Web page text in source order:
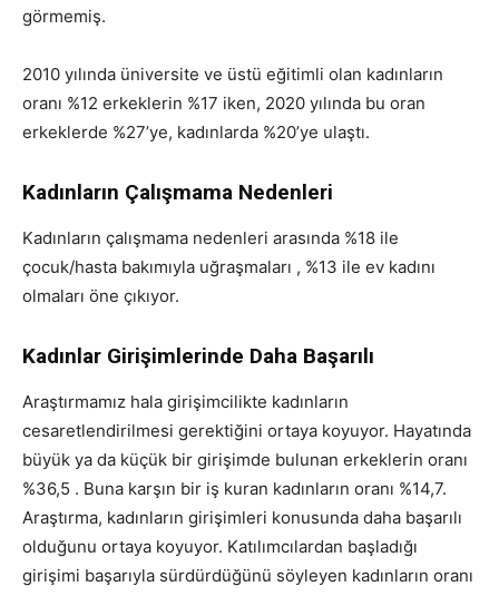
görmemiş.
2010 yılında üniversite ve üstü eğitimli olan kadınların
oranı %12 erkeklerin %17 iken, 2020 yılında bu oran
erkeklerde %27’ye, kadınlarda %20’ye ulaştı.
Kadınların Çalışmama Nedenleri
Kadınların çalışmama nedenleri arasında %18 ile
çocuk/hasta bakımıyla uğraşmaları , %13 ile ev kadını
olmaları öne çıkıyor.
Kadınlar Girişimlerinde Daha Başarılı
Araştırmamız hala girişimcilikte kadınların
cesaretlendirilmesi gerektiğini ortaya koyuyor. Hayatında
büyük ya da küçük bir girişimde bulunan erkeklerin oranı
%36,5 . Buna karşın bir iş kuran kadınların oranı %14,7.
Araştırma, kadınların girişimleri konusunda daha başarılı
olduğunu ortaya koyuyor. Katılımcılardan başladığı
girişimi başarıyla sürdürdüğünü söyleyen kadınların oranı